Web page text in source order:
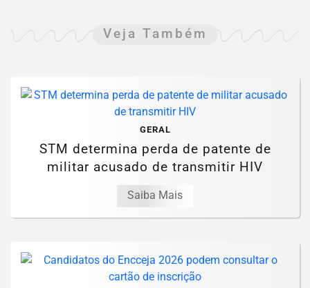
Veja Também
GERAL
STM determina perda de patente de
militar acusado de transmitir HIV
Saiba Mais